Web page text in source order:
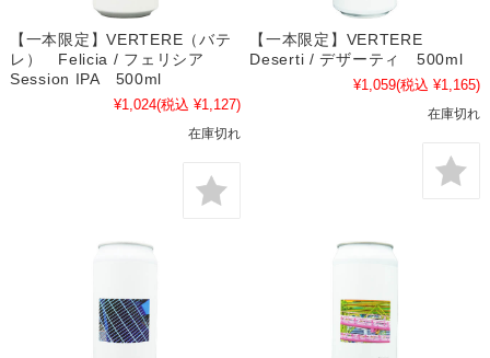
【一本限定】VERTERE（バテ
レ） Felicia / フェリシア
Session IPA 500ml
¥1,024(税込 ¥1,127)
在庫切れ
【一本限定】VERTERE
Deserti / デザーティ 500ml
¥1,059(税込 ¥1,165)
在庫切れ